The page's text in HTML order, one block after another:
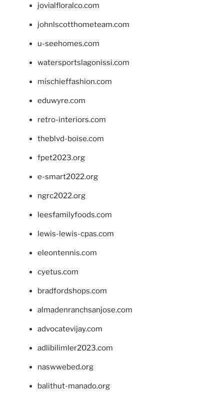
jovialfloralco.com
johnlscotthometeam.com
u-seehomes.com
watersportslagonissi.com
mischieffashion.com
eduwyre.com
retro-interiors.com
theblvd-boise.com
fpet2023.org
e-smart2022.org
ngrc2022.org
leesfamilyfoods.com
lewis-lewis-cpas.com
eleontennis.com
cyetus.com
bradfordshops.com
almadenranchsanjose.com
advocatevijay.com
adlibilimler2023.com
naswwebed.org
balithut-manado.org